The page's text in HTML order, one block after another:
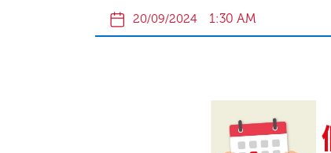
20/09/2024 1:30 AM